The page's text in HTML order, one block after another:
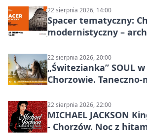
22 sierpnia 2026, 14:00
Spacer tematyczny:
modernistyczny –
22 sierpnia 2026, 20:00
„Świtezianka” SOUL
Chorzowie. Taneczno-
22 sierpnia 2026, 22:00
MICHAEL JACKSON
- Chorzów. Noc z